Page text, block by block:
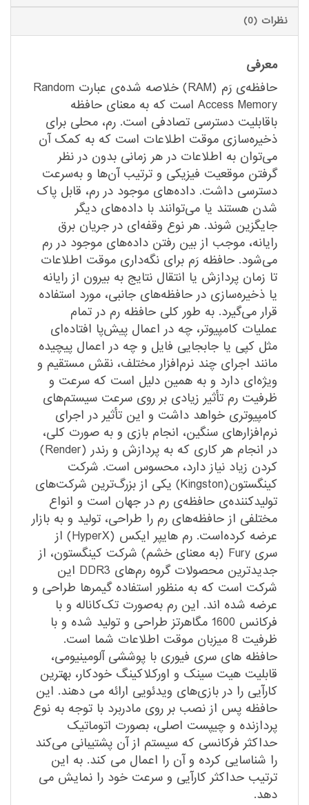
نظرات (0)
معرفی
حافظه‌ی رَم (RAM) خلاصه‌ شده‌ی عبارت Random
Access Memory است که به معنای حافظه
باقابلیت دسترسی تصادفی است. رم، محلی برای
ذخیره‌سازی موقت اطلاعات است که به کمک آن
می‌توان به اطلاعات در هر زمانی بدون در نظر
گرفتن موقعیت فیزیکی و ترتیب آن‌ها و به‌سرعت
دسترسی داشت. داده‌های موجود در رم، قابل پاک
شدن هستند یا می‌توانند با داده‌های دیگر
جایگزین شوند. هر نوع وقفه‌ای در جریان برق
رایانه، موجب از بین رفتن داده‌های موجود در رم
می‌شود. حافظه رَم برای نگه‌داری موقت اطلاعات
تا زمان پردازش یا انتقال نتایج به بیرون از رایانه
یا ذخیره‌سازی در حافظه‌های جانبی، مورد استفاده
قرار می‌‌گیرد. به ‌طور کلی حافظه رم در تمام
عملیات کامپیوتر، چه در اعمال پیش‌پا افتاده‌ای
مثل کپی یا جابجایی فایل و چه در اعمال پیچیده
مانند اجرای چند نرم‌افزار مختلف، نقش مستقیم و
ویژه‌ای دارد و به همین دلیل است که سرعت و
ظرفیت رم تأثیر زیادی بر روی سرعت سیستم‌های
کامپیوتری خواهد داشت و این تأثیر در اجرای
نرم‌افزارهای سنگین، انجام بازی و به صورت کلی،
در انجام هر کاری که به پردازش و رندر (Render)
کردن زیاد نیاز دارد، محسوس است. شرکت
کینگستون(Kingston) یکی از بزرگ‌ترین شرکت‌های
تولیدکننده‌ی حافظه‌ی رم در جهان است و انواع
مختلفی از حافظه‌های رم را طراحی، تولید و به بازار
عرضه کرده‌است. رم هایپر ایکس (HyperX) از
سری Fury (به معنای خشم) شرکت کینگستون، از
جدیدترین محصولات گروه رم‌های DDR3 این
شرکت است که به منظور استفاده گیمرها طراحی و
عرضه شده اند. این رم به‌صورت تک‌کاناله و با
فرکانس 1600 مگاهرتز طراحی و تولید شده و با
ظرفیت 8 میزبان موقت اطلاعات شما است.
حافظه های سری فیوری با پوششی آلومینیومی،
قابلیت هیت سینک و اورکلاکینگ خودکار، بهترین
کارآیی را در بازی‌های ویدئویی ارائه می دهند. این
حافظه پس از نصب بر روی مادربرد با توجه به نوع
پردازنده و چیپست اصلی، بصورت اتوماتیک
حداکثر فرکانسی که سیستم از آن پشتیبانی می‌کند
را شناسایی کرده و آن را اعمال می کند. به این
ترتیب حداکثر کارآیی و سرعت خود را نمایش می
دهد.